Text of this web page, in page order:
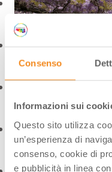
Consenso
Informazioni sui
Questo sito utilizza
un’esperienza di
consenso, cookie di
e pubblicità in linea